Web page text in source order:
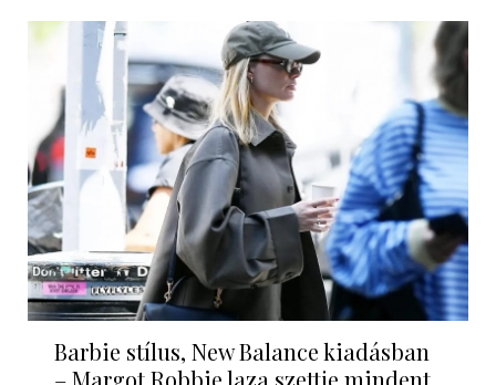
Barbie stílus, New Balance kiadásban
– Margot Robbie laza szettje mindent